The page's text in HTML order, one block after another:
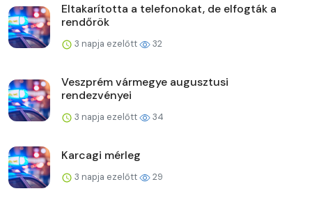
Eltakarította a telefonokat, de elfogták a
rendőrök
3 napja ezelőtt 32
Veszprém vármegye augusztusi
rendezvényei
3 napja ezelőtt 34
Karcagi mérleg
3 napja ezelőtt 29